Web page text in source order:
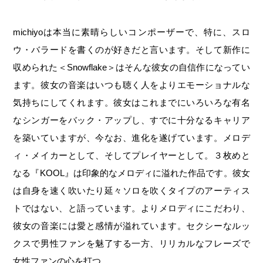
michiyoは本当に素晴らしいコンポーザーで、特に、スロ
ウ・バラードを書くのが好きだと言います。そして新作に
収められた＜ Snowflake＞はそんな彼女の自信作になってい
ます。彼女の音楽はいつも聴く人をよりエモーショナルな
気持ちにしてくれます。彼女はこれまでにいろいろな有名
なシンガーをバック・アップし、すでに十分なるキャリア
を築いていますが、今なお、進化を遂げています。メロデ
ィ・メイカーとして、そしてプレイヤーとして。３枚めと
なる『KOOL』は印象的なメロディに溢れた作品です。彼女
は自身を速く吹いたり延々ソロを吹くタイプのアーティス
トではない、と語っています。よりメロディにこだわり、
彼女の音楽には愛と感情が溢れています。セクシーなルッ
クスで男性ファンを魅了する一方、リリカルなフレーズで
女性ファンの心を打つ。